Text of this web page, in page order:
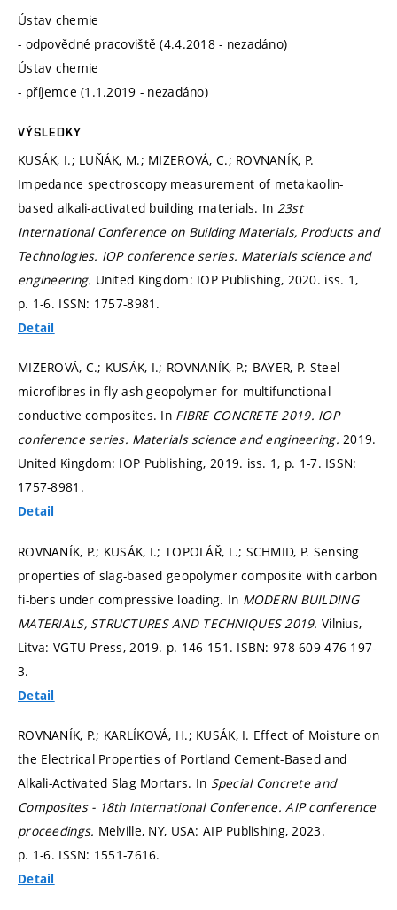
Ústav chemie
- odpovědné pracoviště (4.4.2018 - nezadáno)
Ústav chemie
- příjemce (1.1.2019 - nezadáno)
VÝSLEDKY
KUSÁK, I.; LUŇÁK, M.; MIZEROVÁ, C.; ROVNANÍK, P.
Impedance spectroscopy measurement of metakaolin-
based alkali-activated building materials. In 23st
International Conference on Building Materials, Products and
Technologies. IOP conference series. Materials science and
engineering. United Kingdom: IOP Publishing, 2020. iss. 1,
p. 1-6. ISSN: 1757-8981.
Detail
MIZEROVÁ, C.; KUSÁK, I.; ROVNANÍK, P.; BAYER, P. Steel
microfibres in fly ash geopolymer for multifunctional
conductive composites. In FIBRE CONCRETE 2019. IOP
conference series. Materials science and engineering.2019.
United Kingdom: IOP Publishing, 2019. iss. 1, p. 1-7. ISSN:
1757-8981.
Detail
ROVNANÍK, P.; KUSÁK, I.; TOPOLÁŘ, L.; SCHMID, P. Sensing
properties of slag-based geopolymer composite with carbon
fi-bers under compressive loading. In MODERN BUILDING
MATERIALS, STRUCTURES AND TECHNIQUES 2019.Vilnius,
Litva: VGTU Press, 2019. p. 146-151. ISBN: 978-609-476-197-
3.
Detail
ROVNANÍK, P.; KARLÍKOVÁ, H.; KUSÁK, I. Effect of Moisture on
the Electrical Properties of Portland Cement-Based and
Alkali-Activated Slag Mortars. In Special Concrete and
Composites - 18th International Conference.AIP conference
proceedings. Melville, NY, USA: AIP Publishing, 2023.
p. 1-6. ISSN: 1551-7616.
Detail